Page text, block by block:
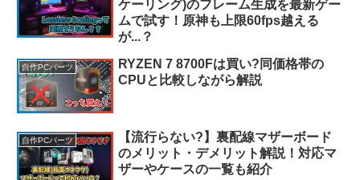
ケーリング)のフレーム生成を最新ゲー
ムで試す！原神も上限60fps越える
が...？
自作PCパーツ
RYZEN 7 8700Fは買い?同価格帯の
CPUと比較しながら解説
自作PCパーツ
【流行らない?】裏配線マザーボード
のメリット・デメリット解説！対応マ
ザーやケースの一覧も紹介